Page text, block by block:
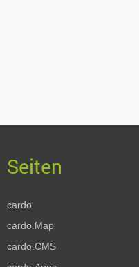
cardo
cardo.Map
cardo.CMS